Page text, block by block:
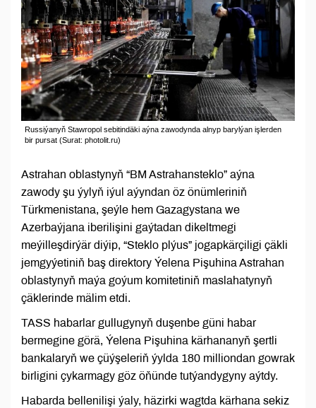
Russiýanyň Stawropol sebitindäki aýna zawodynda alnyp barylýan işlerden
bir pursat (Surat: photolit.ru)
Astrahan oblastynyň “BM Astrahansteklo” aýna
zawody şu ýylyň iýul aýyndan öz önümleriniň
Türkmenistana, şeýle hem Gazagystana we
Azerbaýjana iberilişini gaýtadan dikeltmegi
meýilleşdirýär diýip, “Steklo plýus” jogapkärçiligi çäkli
jemgyýetiniň baş direktory Ýelena Pişuhina Astrahan
oblastynyň maýa goýum komitetiniň maslahatynyň
çäklerinde mälim etdi.
TASS habarlar gullugynyň duşenbe güni habar
bermegine görä, Ýelena Pişuhina kärhananyň şertli
bankalaryň we çüýşeleriň ýylda 180 milliondan gowrak
birligini çykarmagy göz öňünde tutýandygyny aýtdy.
Habarda bellenilişi ýaly, häzirki wagtda kärhana sekiz